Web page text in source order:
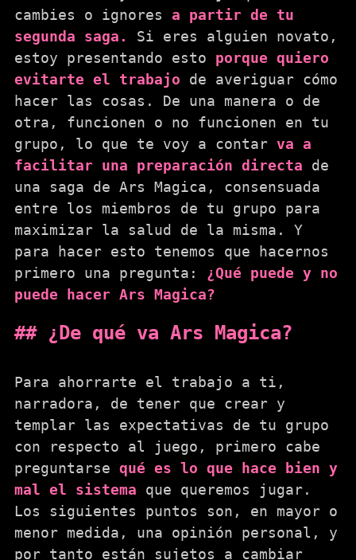
cambies o ignores a partir de tu
segunda saga.
Si eres alguien novato,
estoy presentando esto porque quiero
evitarte el trabajo de averiguar cómo
hacer las cosas. De una manera o de
otra, funcionen o no funcionen en tu
grupo, lo que te voy a contar va a
facilitar una preparación directa de
una saga de Ars Magica, consensuada
entre los miembros de tu grupo para
maximizar la salud de la misma. Y
para hacer esto tenemos que hacernos
primero una pregunta: ¿Qué puede y no
puede hacer Ars Magica?
¿De qué va Ars Magica?
Para ahorrarte el trabajo a ti,
narradora, de tener que crear y
templar las expectativas de tu grupo
con respecto al juego, primero cabe
preguntarse qué es lo que hace bien y
mal el sistema que queremos jugar.
Los siguientes puntos son, en mayor o
menor medida, una opinión personal, y
por tanto están sujetos a cambiar